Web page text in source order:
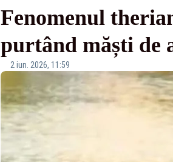
Fenomenul
purtând măști de
2 iun. 2026, 11:59